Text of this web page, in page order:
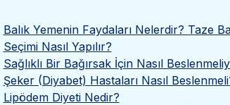
Balık Yemenin Faydaları Nelerdir? Taze
Seçimi Nasıl Yapılır?
Sağlıklı Bir Bağırsak İçin Nasıl
Şeker (Diyabet) Hastaları Nasıl
Lipödem Diyeti Nedir?